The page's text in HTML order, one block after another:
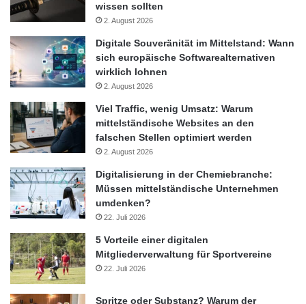
sich anerkannte Umweltzeichen als informative
Entscheidungshilfen an. In diesem Zusammenhang spielt auch
die Wahl des Lieferanten eine große Rolle. Spezialisierte
Großhändler für Bürobedarfwie die Roy Schulz GmbH
versorgen Unternehmen mit nachhaltigem Bürobedarf in Berlin
Recycling, die Reparatur sowie den Austausch aus einer Hand.
Nicht zuletzt kommt es auch auf den richtigen Umgang mit dem
Bürobedarf an. Beispielsweise minimiert der doppelseitige
Druckqualität kostbare Tinte spart.
Bedarfsgerechte IT-
Beschaffung zahlt sich aus
Wer sein Büro nachhaltiger gestalten möchte, sollte nicht nur auf
die Produkte achten, sondern auch das Personal aufklären.
wissen sollten
2. August 2026
Digitale Souveränität im Mittelstand: Wann
sich europäische Softwarealternativen
wirklich lohnen
2. August 2026
Viel Traffic, wenig Umsatz: Warum
mittelständische Websites an den
falschen Stellen optimiert werden
2. August 2026
Digitalisierung in der Chemiebranche:
Müssen mittelständische Unternehmen
umdenken?
22. Juli 2026
5 Vorteile einer digitalen
Mitgliederverwaltung für Sportvereine
22. Juli 2026
Spritze oder Substanz? Warum der